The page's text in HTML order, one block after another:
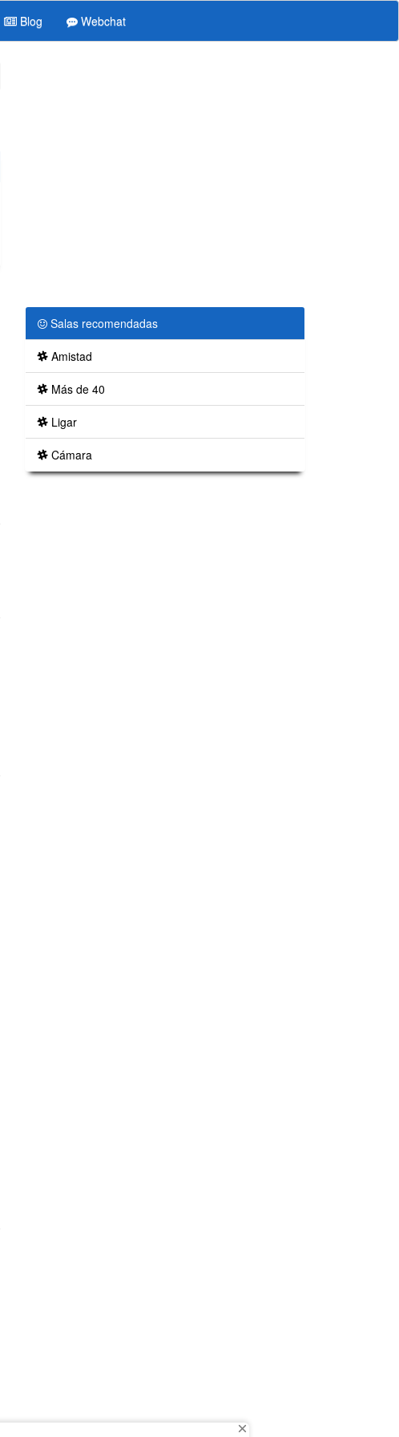
Blog Webchat
Salas recomendadas
Amistad
Más de 40
Ligar
Cámara